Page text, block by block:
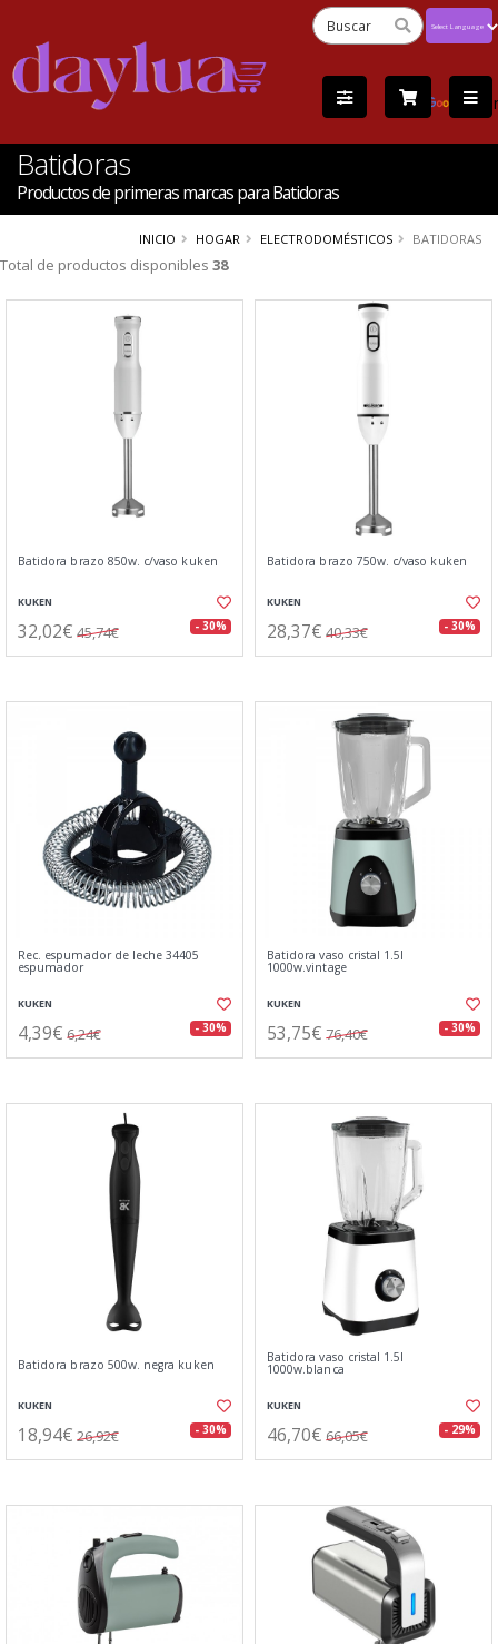
by
Batidoras
Productos de primeras marcas para Batidoras
INICIO HOGAR ELECTRODOMÉSTICOS BATIDORAS
Total de productos disponibles 38
Batidora brazo 850w. c/vaso kuken
KUKEN
32,02€ 45,74€ - 30%
Batidora brazo 750w. c/vaso kuken
KUKEN
28,37€ 40,33€ - 30%
Rec. espumador de leche 34405
espumador
KUKEN
4,39€ 6,24€ - 30%
Batidora vaso cristal 1.5l
1000w.vintage
KUKEN
53,75€ 76,40€ - 30%
Batidora brazo 500w. negra kuken
KUKEN
18,94€ 26,92€ - 30%
Batidora vaso cristal 1.5l
1000w.blanca
KUKEN
46,70€ 66,05€ - 29%